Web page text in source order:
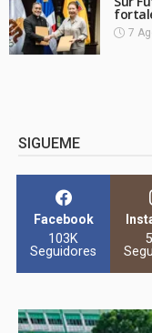
7
SIGUEME
Facebook
103K
Seguidores